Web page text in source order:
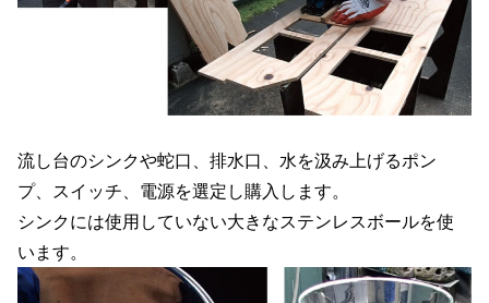
流し台のシンクや蛇口、排水口、水を汲み上げるポン
プ、スイッチ、電源を選定し購入します。
シンクには使用していない大きなステンレスボールを使
います。